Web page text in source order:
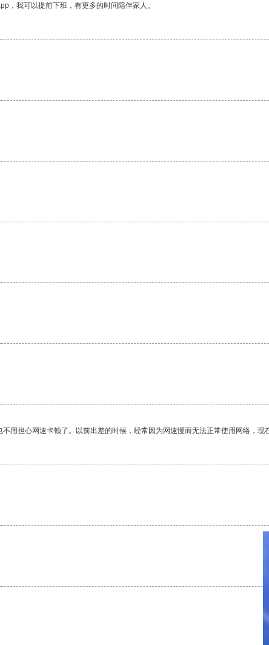
，我可以提前下班，有更多的时间陪伴家人。
担心网速卡顿了。以前出差的时候，经常因为网速慢而无法正常使用网络，现